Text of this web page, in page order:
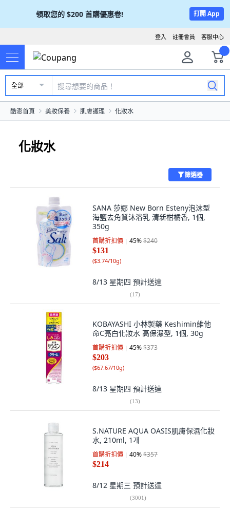
領取您的 $200 首購優惠卷! 打開 App
客服中心
註冊會員
登入
全部
酷澎首頁 美妝保養 肌膚護理 化妝水
化妝水
篩選器
SANA 莎娜 New Born Esteny泡沫型
海鹽去角質沐浴乳 清新柑橘香, 1個,
350g
首購折扣價 45%$240
$131
($3.74/10g)
8/13 星期四 預計送達
(17)
KOBAYASHI 小林製藥 Keshimin維他
命C亮白化妝水 高保濕型, 1個, 30g
首購折扣價 45%$373
$203
($67.67/10g)
8/13 星期四 預計送達
(13)
S.NATURE AQUA OASIS肌膚保濕化妝
水, 210ml, 1개
首購折扣價 40%$357
$214
8/12 星期三 預計送達
(3001)